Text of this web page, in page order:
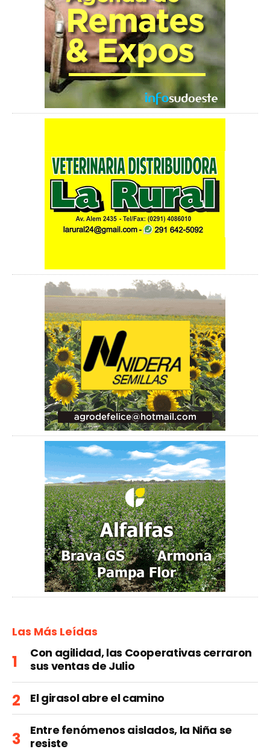
Las Más Leídas
Con agilidad, las Cooperativas cerraron
sus ventas de Julio
El girasol abre el camino
Entre fenómenos aislados, la Niña se
resiste